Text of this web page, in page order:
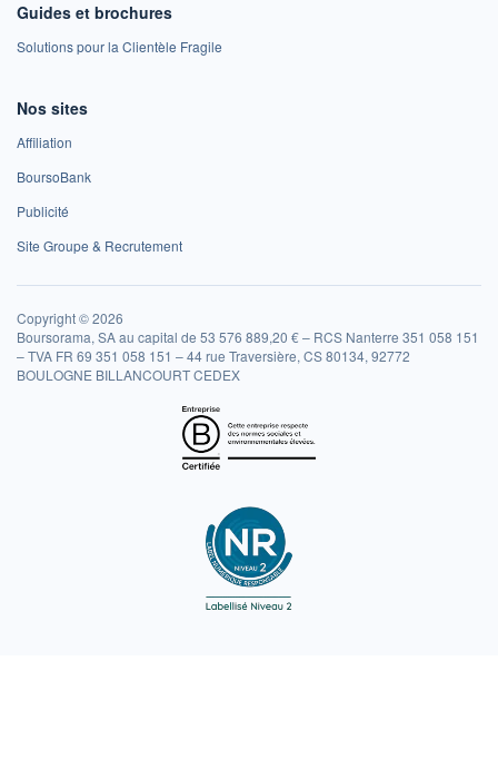
Guides et brochures
Solutions pour la Clientèle Fragile
Nos sites
Affiliation
BoursoBank
Publicité
Site Groupe & Recrutement
Copyright © 2026
Boursorama, SA au capital de 53 576 889,20 € – RCS Nanterre 351 058 151
– TVA FR 69 351 058 151 – 44 rue Traversière, CS 80134, 92772
BOULOGNE BILLANCOURT CEDEX